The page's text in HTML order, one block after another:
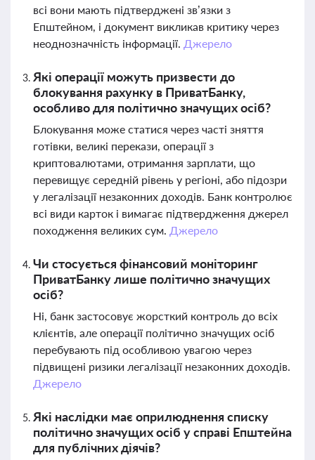
всі вони мають підтверджені зв’язки з
Епштейном, і документ викликав критику через
неоднозначність інформації. Джерело
Які операції можуть призвести до
блокування рахунку в ПриватБанку,
особливо для політично значущих осіб?
Блокування може статися через часті зняття
готівки, великі перекази, операції з
криптовалютами, отримання зарплати, що
перевищує середній рівень у регіоні, або підозри
у легалізації незаконних доходів. Банк контролює
всі види карток і вимагає підтвердження джерел
походження великих сум. Джерело
Чи стосується фінансовий моніторинг
ПриватБанку лише політично значущих
осіб?
Ні, банк застосовує жорсткий контроль до всіх
клієнтів, але операції політично значущих осіб
перебувають під особливою увагою через
підвищені ризики легалізації незаконних доходів.
Джерело
Які наслідки має оприлюднення списку
політично значущих осіб у справі Епштейна
для публічних діячів?